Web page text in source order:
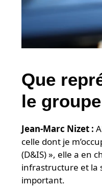
Que
le
Jean-Marc Nizet :
celle dont je
(D&IS) », elle a en
infrastructure et la
important.